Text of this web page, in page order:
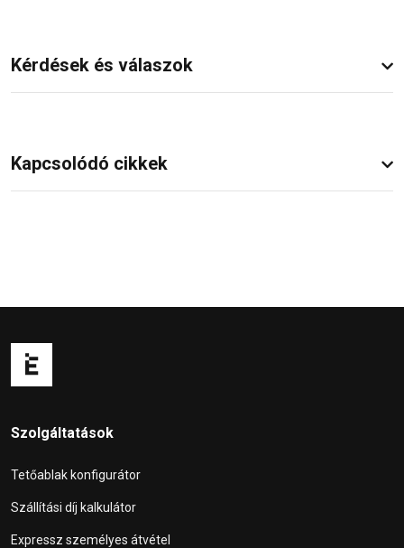
Kérdések és válaszok
Kapcsolódó cikkek
Szolgáltatások
Tetőablak konfigurátor
Szállítási díj kalkulátor
Expressz személyes átvétel